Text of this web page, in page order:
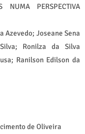
NUMA PERSPECTIVA
Azevedo; Joseane Sena
Ronilza da Silva
Ranilson Edilson da
de Oliveira